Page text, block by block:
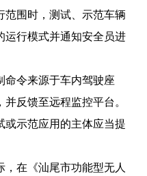
范围时，测试、示范车辆
运行模式并通知安全员进
令来源于车内驾驶座
反馈至远程监控平台。
示范应用的主体应当提
在《汕尾市功能型无人